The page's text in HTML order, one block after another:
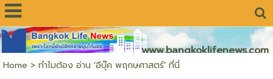
www.bangkoklifenews.com
Home > ทำไมต้อง อ่าน 'อีบุ๊ค พฤกษศาสตร์' ที่นี่